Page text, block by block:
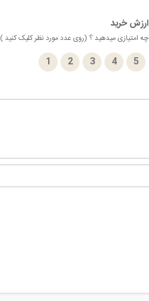
ارزش خرید
چه امتیازی میدهید ؟ (روی عدد مورد نظر کلیک کنید )
1 2 3 4 5